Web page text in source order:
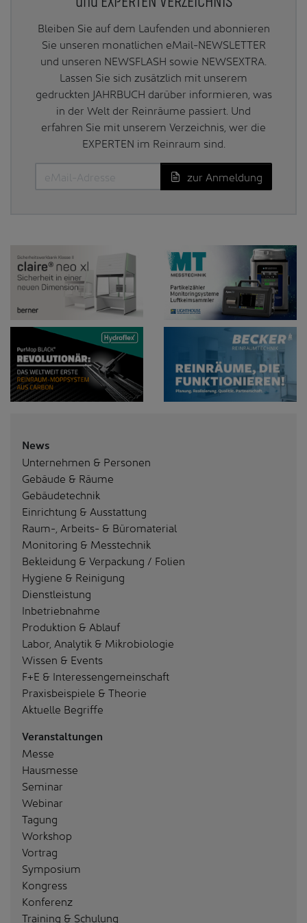
Bleiben Sie auf dem Laufenden und abonnieren
Sie unseren monatlichen eMail-NEWSLETTER
und unseren NEWSFLASH sowie NEWSEXTRA.
Lassen Sie sich zusätzlich mit unserem
gedruckten JAHRBUCH darüber informieren, was
in der Welt der Reinräume passiert. Und
erfahren Sie mit unserem Verzeichnis, wer die
EXPERTEN im Reinraum sind.
zur Anmeldung
News
Unternehmen & Personen
Gebäude & Räume
Gebäudetechnik
Einrichtung & Ausstattung
Raum-, Arbeits- & Büromaterial
Monitoring & Messtechnik
Bekleidung & Verpackung / Folien
Hygiene & Reinigung
Dienstleistung
Inbetriebnahme
Produktion & Ablauf
Labor, Analytik & Mikrobiologie
Wissen & Events
F+E & Interessengemeinschaft
Praxisbeispiele & Theorie
Aktuelle Begriffe
Veranstaltungen
Messe
Hausmesse
Seminar
Webinar
Tagung
Workshop
Vortrag
Symposium
Kongress
Konferenz
Training & Schulung